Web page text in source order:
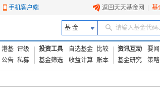
手机客户端 返回天天基金网 基
基 金 请输入基金代码
港基 评级
公告 私募
投资工具 自选基金
比较
基金筛选
收益计算 账本
资讯互动 要闻
基金研究
策略